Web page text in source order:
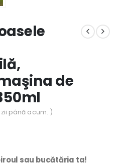
de
până acum. )
sau bucătăria ta!